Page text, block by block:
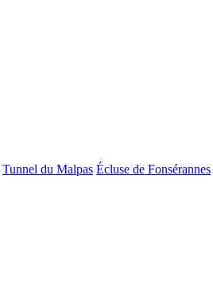
Tunnel du Malpas Écluse de Fonsérannes